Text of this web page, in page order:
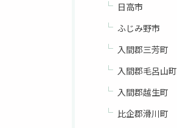
日高市
ふじみ野市
入間郡三芳町
入間郡毛呂山町
入間郡越生町
比企郡滑川町